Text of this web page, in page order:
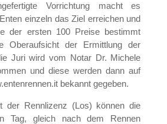
Vorrichtung macht es
einzeln das Ziel erreichen und
der ersten 100 Preise bestimmt
Oberaufsicht der Ermittlung der
Juri wird vom Notar Dr. Michele
und diese werden dann auf
bekannt gegeben.
der Rennlizenz (Los) können die
Tag, gleich nach dem Rennen